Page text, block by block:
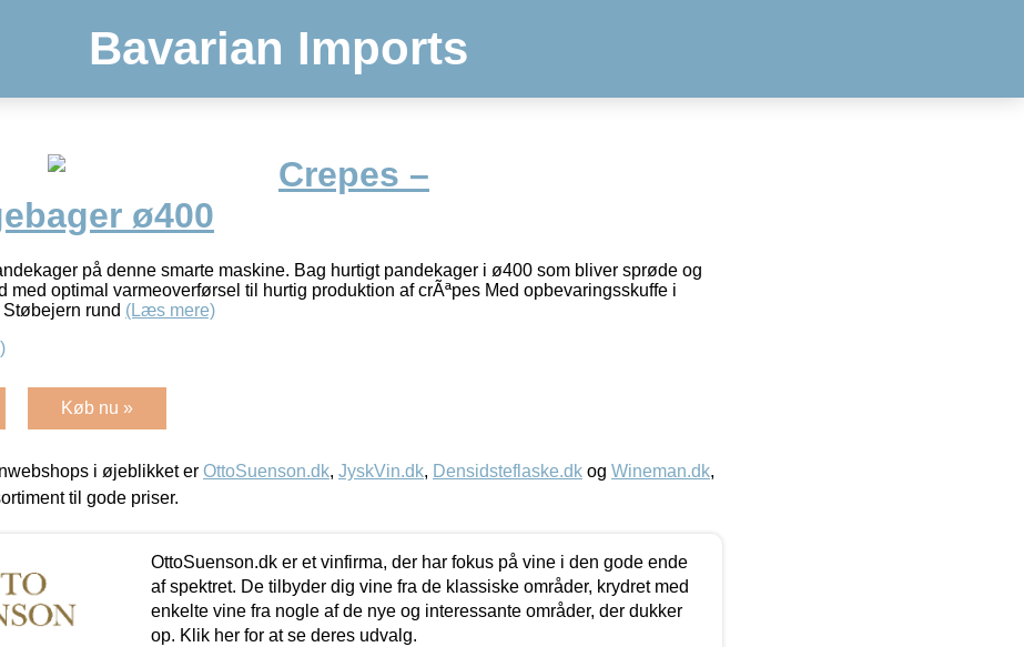
Bavarian Imports
Crepes –
ø400
på denne smarte maskine. Bag hurtigt pandekager i ø400 som bliver sprøde og
med optimal varmeoverførsel til hurtig produktion af crÃªpes Med opbevaringsskuffe i
Støbejern rund (Læs mere)
Køb nu »
i øjeblikket er OttoSuenson.dk, JyskVin.dk, Densidsteflaske.dk og Wineman.dk,
til gode priser.
OttoSuenson.dk er et vinfirma, der har fokus på vine i den gode ende
af spektret. De tilbyder dig vine fra de klassiske områder, krydret med
enkelte vine fra nogle af de nye og interessante områder, der dukker
op. Klik her for at se deres udvalg.